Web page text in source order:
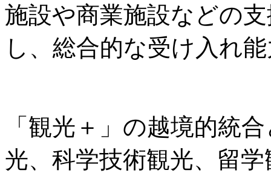
施設や商業施設などの
し、総合的な受け入れ
「観光＋」の越境的統
光、科学技術観光、留